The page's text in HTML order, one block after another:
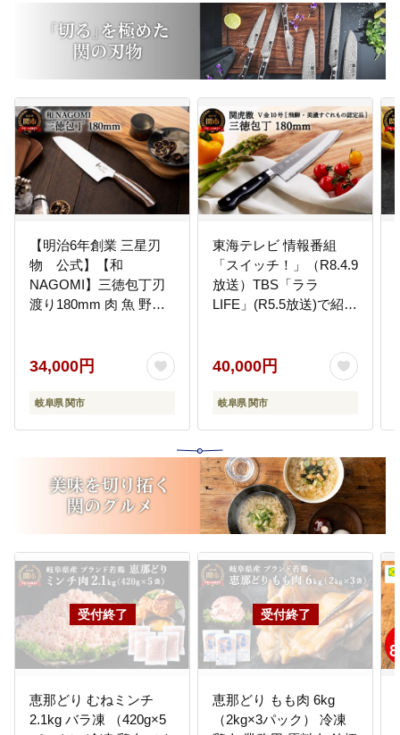
【明治6年創業 三星刃
物 公式】【和
NAGOMI】三徳包丁刃
渡り180mm 肉 魚 野
日本製 職人 関市
ギフト 贈り物 メー
カー直送 包丁 ステ
34,000円
岐阜県 関市
東海テレビ 情報番組
「スイッチ！」（R8.4.9
放送）TBS「ララ
LIFE」(R5.5放送)で紹介
180mm【飛騨・美濃す
（YG300/安田刃物）
40,000円
岐阜県 関市
恵那どり むねミンチ
2.1kg バラ凍 （420g×5
恵那どり もも肉 6kg
（2kg×3パック） 冷凍